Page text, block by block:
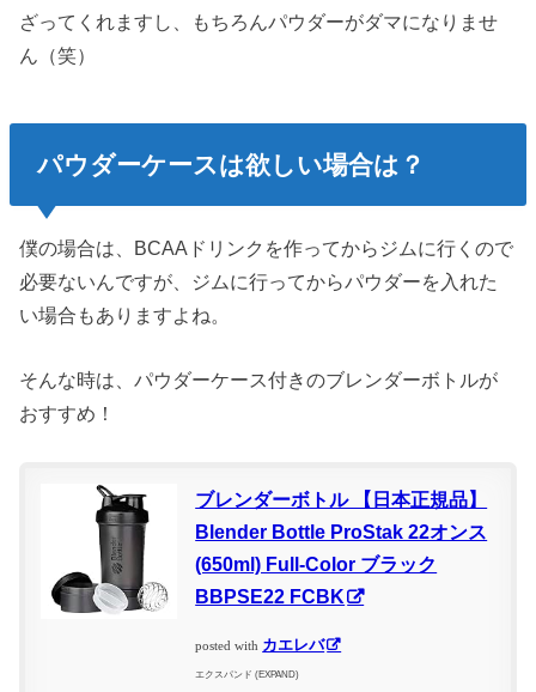
ざってくれますし、もちろんパウダーがダマになりませ
ん（笑）
パウダーケースは欲しい場合は？
僕の場合は、BCAAドリンクを作ってからジムに行くので
必要ないんですが、ジムに行ってからパウダーを入れた
い場合もありますよね。
そんな時は、パウダーケース付きのブレンダーボトルが
おすすめ！
ブレンダーボトル 【日本正規品】
Blender Bottle ProStak 22オンス
(650ml) Full-Color ブラック
BBPSE22 FCBK
posted with カエレバ
エクスパンド (EXPAND)